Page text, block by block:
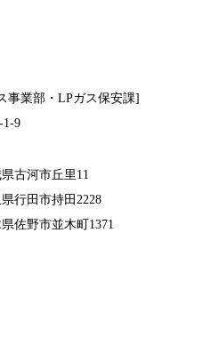
事業部・LPガス保安課]
1-9
古河市丘里11
行田市持田2228
佐野市並木町1371